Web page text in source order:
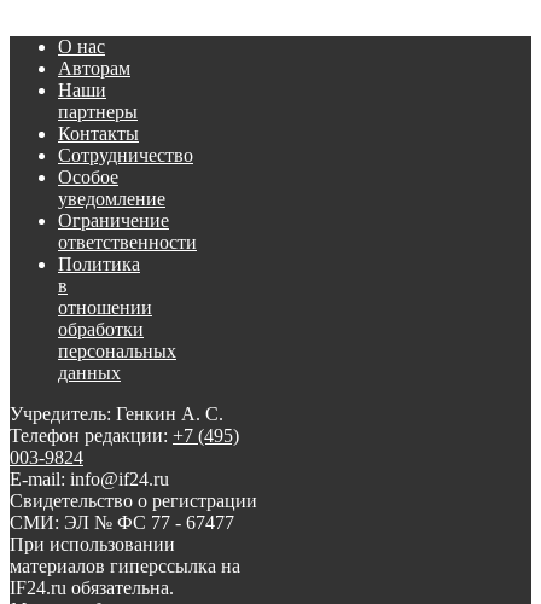
О нас
Авторам
Наши
партнеры
Контакты
Сотрудничество
Особое
уведомление
Ограничение
ответственности
Политика
в
отношении
обработки
персональных
данных
Учредитель: Генкин А. С.
Телефон редакции: +7 (495)
003-9824
E-mail: info@if24.ru
Свидетельство о регистрации
СМИ: ЭЛ № ФС 77 - 67477
При использовании
материалов гиперссылка на
IF24.ru обязательна.